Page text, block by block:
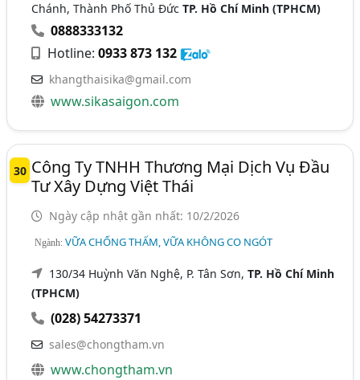
Chánh, Thành Phố Thủ ĐứcTP. Hồ Chí Minh (TPHCM)
0888333132
Hotline:0933 873 132
khangthaisika@gmail.com
www.sikasaigon.com
30 Công Ty TNHH Thương Mại Dịch Vụ Đầu
Tư Xây Dựng Việt Thái
Ngày cập nhật gần nhất: 10/2/2026
Ngành:VỮA CHỐNG THẤM, VỮA KHÔNG CO NGÓT
130/34 Huỳnh Văn Nghệ, P. Tân Sơn,TP. Hồ Chí Minh
(TPHCM)
(028) 54273371
sales@chongtham.vn
www.chongtham.vn